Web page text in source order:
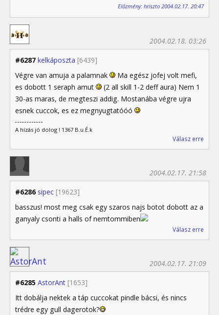
Előzmény: hriszto 2004.02.17. 20:47
#6287 kelkáposzta [6439]
2004.02.18. 03:26
Végre van amuja a palamnak
Ma egész jofej volt mefi,
es dobott 1 seraph amut
(2 all skill 1-2 deff aura) Nem 1
30-as maras, de megteszi addig. Mostanába végre ujra
esnek cuccok, es ez megnyugtatóóó
A hízás jó dolog ! 1367 B.u.É.k
Válasz erre
#6286 sipec [19623]
2004.02.17. 21:58
basszus! most meg csak egy szaros najs botot dobott az a
ganyaly csonti a halls of nemtommiben
Válasz erre
#6285 AstorAnt [1653]
2004.02.17. 21:09
Itt dobálja nektek a táp cuccokat pindle bácsi, és nincs
trédre egy gull dagerotok?